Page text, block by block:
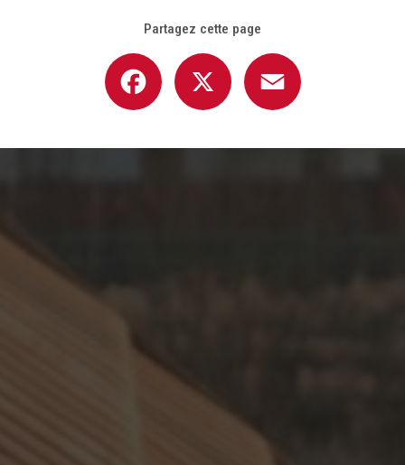
Partagez cette page
Facebook